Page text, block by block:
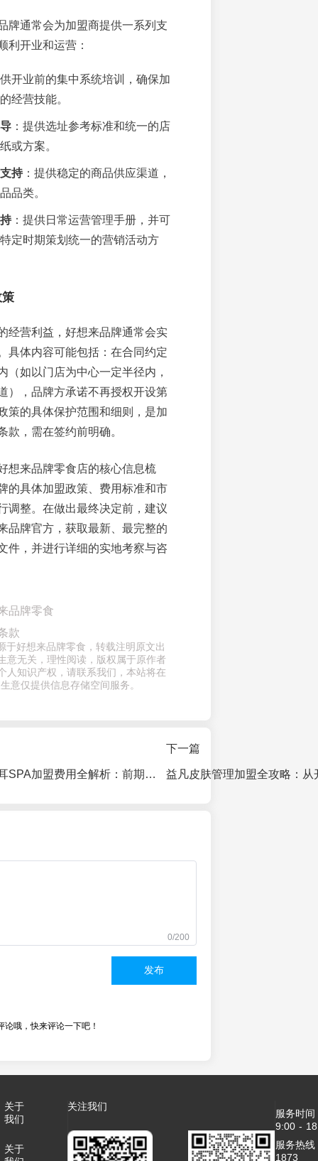
牌通常会为加盟商提供一系列支
利开业和运营：
开业前的集中系统培训，确保加
经营技能。
：提供选址参考标准和统一的店
或方案。
持：提供稳定的商品供应渠道，
品类。
：提供日常运营管理手册，并可
定时期策划统一的营销活动方
经营利益，好想来品牌通常会实
具体内容可能包括：在合同约定
（如以门店为中心一定半径内，
），品牌方承诺不再授权开设第
策的具体保护范围和细则，是加
款，需在签约前明确。
想来品牌零食店的核心信息梳
的具体加盟政策、费用标准和市
调整。在做出最终决定前，建议
品牌官方，获取最新、最完整的
件，并进行详细的实地考察与咨
品牌零食
款
于好想来品牌零食，转载注明原文出
意无关，理性阅读，版权属于原作者
人知识产权，请联系我们，本站将在
意仅提供信息存储空间服务。
怀氏耳约躺氏采耳SPA加盟费用全解析：前期投入与运营成本详解
下一篇
0/200
发布
论哦，快来评论一下吧！
关于
我们
关于
关注我们
服务时
9:00 -
服务热
1873